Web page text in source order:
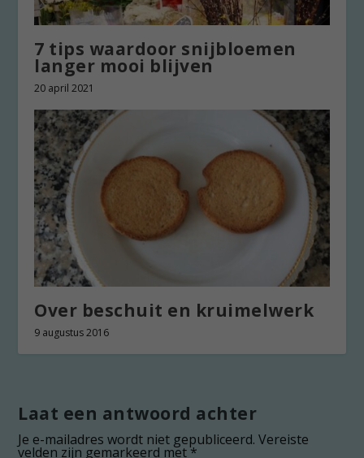
7 tips waardoor snijbloemen
langer mooi blijven
20 april 2021
Over beschuit en kruimelwerk
9 augustus 2016
Laat een antwoord achter
Je e-mailadres wordt niet gepubliceerd. Vereiste
velden zijn gemarkeerd met*